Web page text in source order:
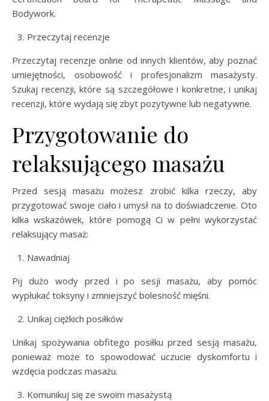
Bodywork.
Przeczytaj recenzje
Przeczytaj recenzje online od innych klientów, aby poznać
umiejętności, osobowość i profesjonalizm masażysty.
Szukaj recenzji, które są szczegółowe i konkretne, i unikaj
recenzji, które wydają się zbyt pozytywne lub negatywne.
Przygotowanie do
relaksującego masażu
Przed sesją masażu możesz zrobić kilka rzeczy, aby
przygotować swoje ciało i umysł na to doświadczenie. Oto
kilka wskazówek, które pomogą Ci w pełni wykorzystać
relaksujący masaż:
Nawadniaj
Pij dużo wody przed i po sesji masażu, aby pomóc
wypłukać toksyny i zmniejszyć bolesność mięśni.
Unikaj ciężkich posiłków
Unikaj spożywania obfitego posiłku przed sesją masażu,
ponieważ może to spowodować uczucie dyskomfortu i
wzdęcia podczas masażu.
Komunikuj się ze swoim masażystą